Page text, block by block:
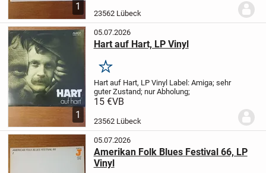
1
23562 Lübeck
1
05.07.2026
Hart auf Hart, LP Vinyl
Merken
Hart auf Hart, LP Vinyl Label: Amiga; sehr
guter Zustand; nur Abholung;
15 €VB
23562 Lübeck
05.07.2026
Amerikan Folk Blues Festival 66, LP
Vinyl